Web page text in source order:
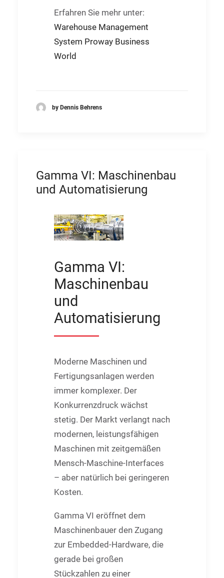
Erfahren Sie mehr unter:
Warehouse Management
System Proway Business
World
by Dennis Behrens
Gamma VI: Maschinenbau
und Automatisierung
Gamma VI:
Maschinenbau
und
Automatisierung
Moderne Maschinen und
Fertigungsanlagen werden
immer komplexer. Der
Konkurrenzdruck wächst
stetig. Der Markt verlangt nach
modernen, leistungsfähigen
Maschinen mit zeitgemäßen
Mensch-Maschine-Interfaces
– aber natürlich bei geringeren
Kosten.
Gamma VI eröffnet dem
Maschinenbauer den Zugang
zur Embedded-Hardware, die
gerade bei großen
Stückzahlen zu einer